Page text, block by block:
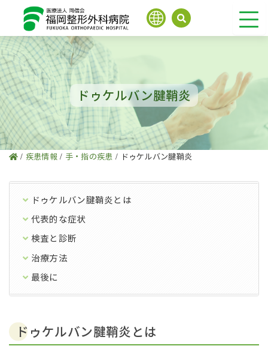
を
ス
キ
ッ
プ
ドゥケルバン腱鞘炎
/ 疾患情報/ 手・指の疾患 / ドゥケルバン腱鞘炎
ドゥケルバン腱鞘炎とは
代表的な症状
検査と診断
治療方法
最後に
ドゥケルバン腱鞘炎とは